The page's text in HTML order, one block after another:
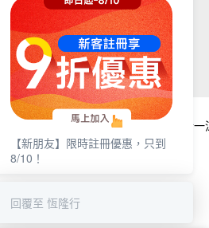
【限量福利品】Dyson
Purifier Cool 二合一涼
風智能空氣清淨機
TP11
NT$9,999
NT$16,900
Dyson Purifier
Hot+Cool 三合一
智能空氣清淨機
NT$14,900
全站排行
【新朋友】限時註冊優惠，只到
8/10！
回覆至 恆隆行